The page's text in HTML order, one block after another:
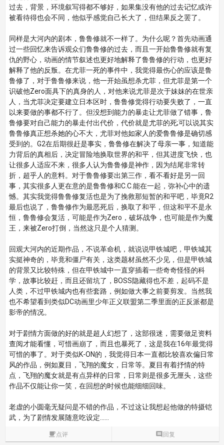
过去，背景，环境叙写得都不够好，如果集没有他的过去记忆或许
被看待得也会不同，他似乎感觉自己长大了，但结果反之罢了。
同样是大河内的剧本，鲁鲁修就不一样了。为什么呢？首先动画通
过一些回忆来告诉观众们鲁鲁修的过去，而且一开始鲁鲁修就有复
仇的野心，动画的情节叙述也更好地解释了鲁鲁修的行动，也更好
解释了他的反叛。在尤菲一死的事件中，我觉得最伤心的应该是鲁
鲁修了，对于鲁鲁修来说，他一开始虽想杀尤菲，但尤菲是第一个
识破他Zero面具下的真身的人，对他来说尤菲是次于妹妹的在世亲
人，当尤菲决定要建立日本区时，鲁鲁修觉得行动要失败了，一直
以来要做的事都不行了。但没想到能力的暴走让尤菲做了错事，鲁
鲁修要对自己能力的暴走付出代价，代价就是尤菲的死;可以说其实
鲁鲁修真正想杀她的心不大，尤菲对他如家人的爱鲁鲁修是确切感
受到的。G2在后期很赶是事实，鲁鲁修在解决了母亲一事，知道能
力背后的真相后，决定冒险地换取世界的和平，但其进度飞快，也
让很多人适应不来，很多人认为鲁鲁修是神作，因为结尾非常转
折，超乎人的意料。对于鲁鲁修要出第三作，看不看好是另一回
事，其实很多人更在意的是鲁鲁修和C.C.能在一起，弥补心中的遗
憾。其实我觉得鲁鲁修复活也是为了挽救那短暂的和平吧，毕竟R2
最后也说了，鲁鲁修作为最恶死后，换取了和平，但这和平不是永
恒，鲁鲁修会复活，可能是作为Zero，破坏战争，也可能是作为魔
王，来被Zero打倒，当然这只是个人猜测。
回观大河内的近期作品，不说革命机，就说说甲铁城吧，甲铁城其
实挺神奇的，毕竟和僵尸有关，这类题材虽然不少见，但是甲铁城
的背景又比较特殊，但在甲铁城中一直穿插着一些奇奇怪怪的科
学，故事比较赶，而且还留坑了，BOSS隐藏得也不差，起码不是
人类，不过甲铁城内也有些套路，例如做大事之前要剪发。当然我
也不希望看到类似DC动画里少年正义联盟第二季里面的正反派都是
影帝的情况。
对于剧情方面做的好的就是超人幻想了，这部很迷，需要做足资料
查阅才能看懂，可惜画崩了，而且也暴死了，这是我在16年最觉得
可惜的事了。对于类似K-ON的，我觉得日本一直都比较喜欢偏日常
风的作品，例如夏目，飞翔的魔女，日常等。夏目有着抒情的特
点，飞翔的魔女就是有点异样的日常，日常则是很多无厘头，这些
作品不仅能让你一笑，在回想的时候也能细细回味。
老虚的小圆毫无疑问是不错的作品，不过这让我想起他做的特摄铠
武，为了剧情发展随意吃设定……
点评  回复